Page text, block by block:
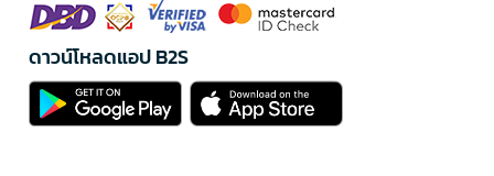
ดาวน์โหลดแอป B2S